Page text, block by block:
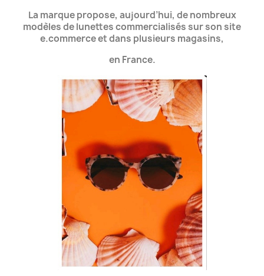
La marque propose, aujourd’hui, de nombreux
modèles de lunettes commercialisés sur son site
e.commerce et dans plusieurs magasins,
en France.